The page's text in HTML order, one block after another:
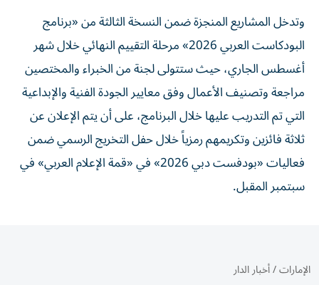
وتدخل المشاريع المنجزة ضمن النسخة الثالثة من «برنامج
البودكاست العربي 2026» مرحلة التقييم النهائي خلال شهر
أغسطس الجاري، حيث ستتولى لجنة من الخبراء والمختصين
مراجعة وتصنيف الأعمال وفق معايير الجودة الفنية والإبداعية
التي تم التدريب عليها خلال البرنامج، على أن يتم الإعلان عن
ثلاثة فائزين وتكريمهم رمزياً خلال حفل التخريج الرسمي ضمن
فعاليات «بودفست دبي 2026» في «قمة الإعلام العربي» في
سبتمبر المقبل.
الإمارات/أخبار الدار